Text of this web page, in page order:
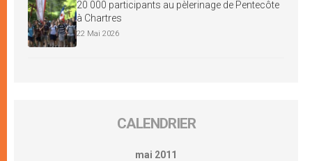
20 000 participants au pèlerinage de Pentecôte
à Chartres
22 Mai 2026
CALENDRIER
mai 2011